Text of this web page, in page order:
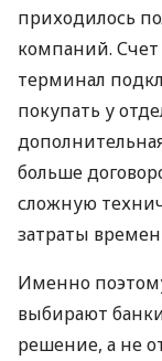
приходилось
компаний. Счет
терминал
покупать у
больше
сложную
затраты
Именно
выбирают
решение, а не